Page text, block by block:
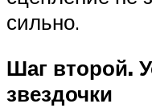
сильно.
Шаг второй.
звездочки